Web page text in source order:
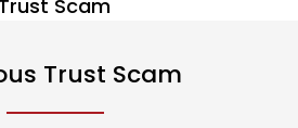
Scam
Trust Scam